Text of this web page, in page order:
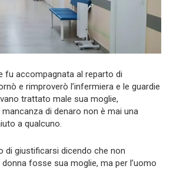
fu accompagnata al reparto di
e rimproverò l’infermiera e le guardie
trattato male sua moglie,
di denaro non è mai una
a qualcuno.
di giustificarsi dicendo che non
fosse sua moglie, ma per l’uomo